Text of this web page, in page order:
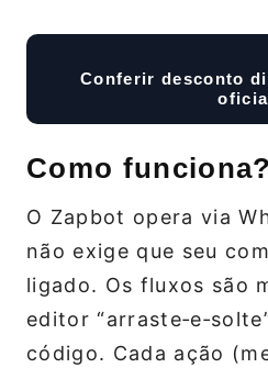
Conferir desconto
Como funciona?
O Zapbot opera via
não exige que seu
ligado. Os fluxos são
editor
código. Cada ação